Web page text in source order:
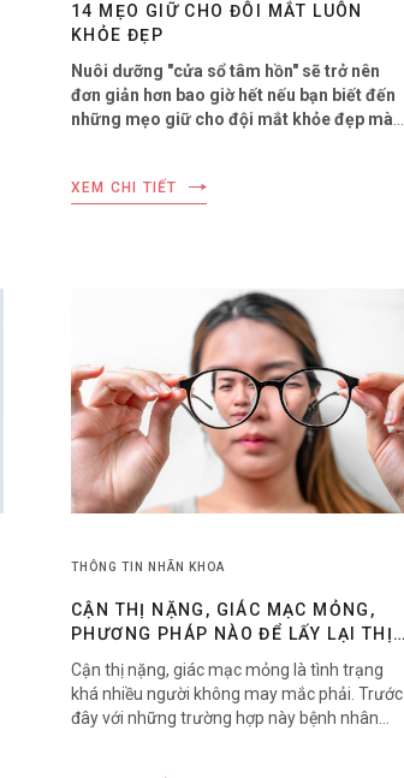
14 MẸO GIỮ CHO ĐÔI MẮT LUÔN
KHỎE ĐẸP
Nuôi dưỡng "cửa sổ tâm hồn" sẽ trở nên
đơn giản hơn bao giờ hết nếu bạn biết đến
những mẹo giữ cho đội mắt khỏe đẹp mà
XEM CHI TIẾT
THÔNG TIN NHÃN KHOA
CẬN THỊ NẶNG, GIÁC MẠC MỎNG,
PHƯƠNG PHÁP NÀO ĐỂ LẤY LẠI THỊ
Cận thị nặng, giác mạc mỏng là tình trạng
khá nhiều người không may mắc phải. Trước
đây với những trường hợp này bệnh nhân